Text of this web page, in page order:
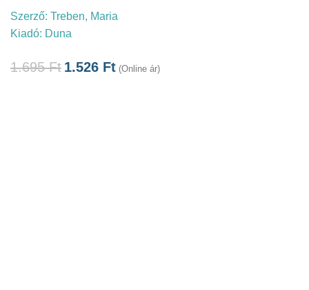
Szerző: Treben, Maria
Kiadó: Duna
1.695Ft 1.526 Ft (Online ár)